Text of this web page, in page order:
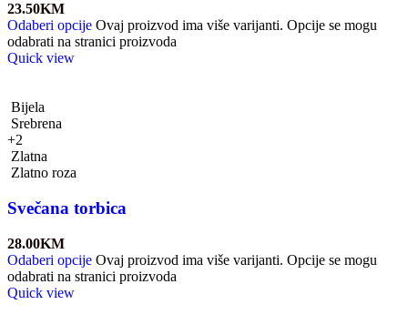
23.50KM
Odaberi opcije Ovaj proizvod ima više varijanti. Opcije se mogu
odabrati na stranici proizvoda
Quick view
Bijela
Srebrena
+2
Zlatna
Zlatno roza
Svečana torbica
28.00KM
Odaberi opcije Ovaj proizvod ima više varijanti. Opcije se mogu
odabrati na stranici proizvoda
Quick view